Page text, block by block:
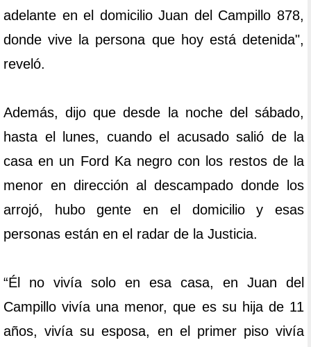
adelante en el domicilio Juan del Campillo 878,
donde vive la persona que hoy está detenida",
reveló.
Además, dijo que desde la noche del sábado,
hasta el lunes, cuando el acusado salió de la
casa en un Ford Ka negro con los restos de la
menor en dirección al descampado donde los
arrojó, hubo gente en el domicilio y esas
personas están en el radar de la Justicia.
“Él no vivía solo en esa casa, en Juan del
Campillo vivía una menor, que es su hija de 11
años, vivía su esposa, en el primer piso vivía